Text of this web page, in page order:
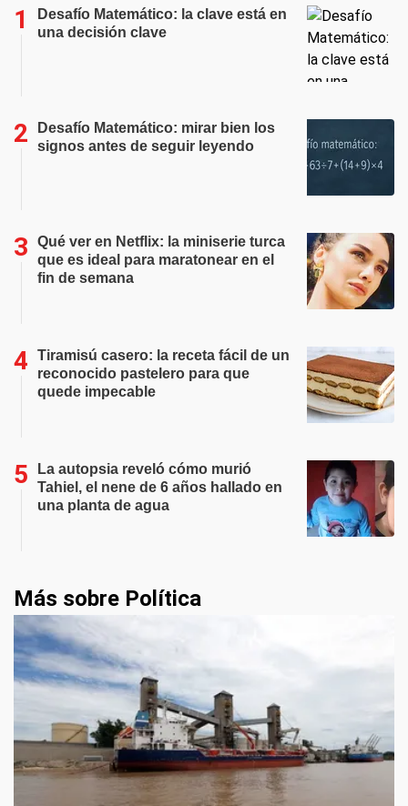
Desafío Matemático: la clave está en
una decisión clave
Desafío Matemático: mirar bien los
signos antes de seguir leyendo
Qué ver en Netflix: la miniserie turca
que es ideal para maratonear en el
fin de semana
Tiramisú casero: la receta fácil de un
reconocido pastelero para que
quede impecable
La autopsia reveló cómo murió
Tahiel, el nene de 6 años hallado en
una planta de agua
Más sobre Política